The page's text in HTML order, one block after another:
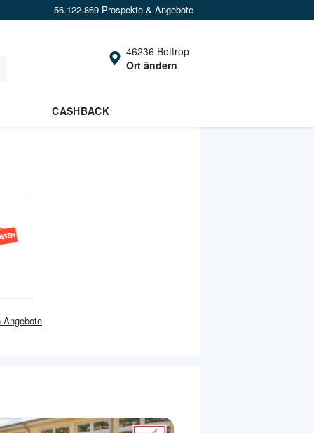
56.122.869 Prospekte & Angebote
46236 Bottrop
Ort ändern
CASHBACK
Angebote